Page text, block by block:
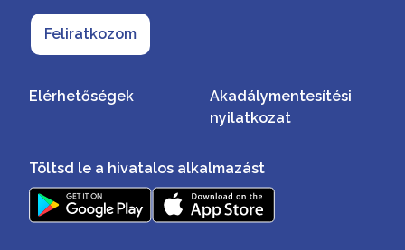
Feliratkozom
Elérhetőségek
Akadálymentesítési
nyilatkozat
Töltsd le a hivatalos alkalmazást